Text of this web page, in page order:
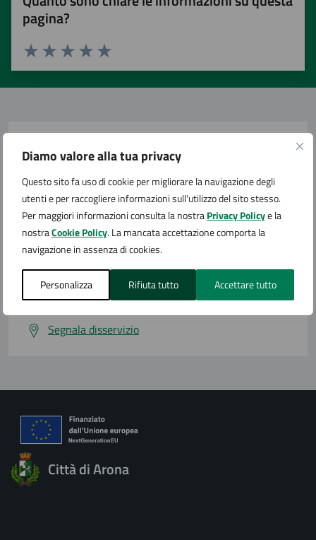
Diamo valore alla tua privacy
Questo sito fa uso di cookie per migliorare la navigazione degli
utenti e per raccogliere informazioni sull'utilizzo del sito stesso.
Per maggiori informazioni consulta la nostraPrivacy Policye la
nostraCookie Policy. La mancata accettazione comporta la
navigazione in assenza di cookies.
Personalizza Rifiuta tutto Accettare tutto
pagina?
Valuta 5 stelle su 5
Valuta 4 stelle su 5
Valuta 3 stelle su 5
Valuta 2 stelle su 5
Valuta 1 stelle su 5
Contatta il comune
Leggi le domande frequenti
Richiedi assistenza
Numero verde
Prenota appuntamento
Problemi in città
Segnala disservizio
Città di Arona